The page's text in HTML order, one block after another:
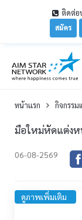
ติดต่อ
สมัคร
หน้าเเรก กิจกรรม
มือใหม่หัดแต่ง
06-08-2569
ดูภาพเพิ่มเติม